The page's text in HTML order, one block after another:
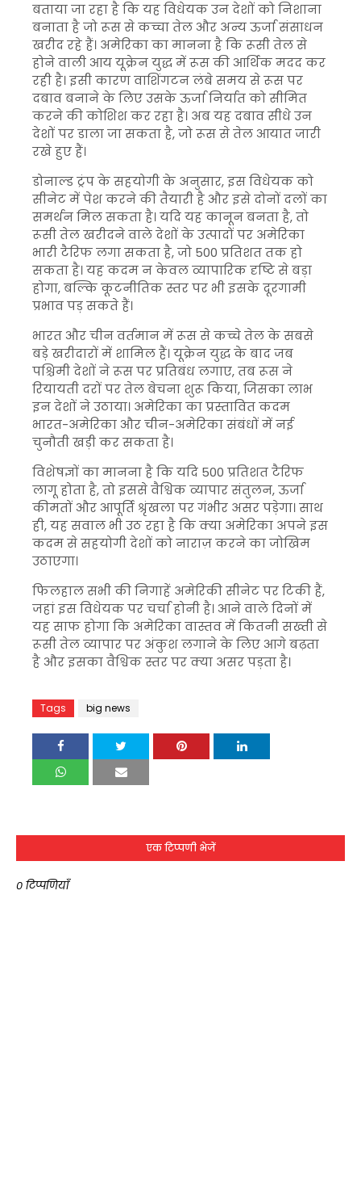
बताया जा रहा है कि यह विधेयक उन देशों को निशाना
बनाता है जो रूस से कच्चा तेल और अन्य ऊर्जा संसाधन
खरीद रहे हैं। अमेरिका का मानना है कि रूसी तेल से
होने वाली आय यूक्रेन युद्ध में रूस की आर्थिक मदद कर
रही है। इसी कारण वाशिंगटन लंबे समय से रूस पर
दबाव बनाने के लिए उसके ऊर्जा निर्यात को सीमित
करने की कोशिश कर रहा है। अब यह दबाव सीधे उन
देशों पर डाला जा सकता है, जो रूस से तेल आयात जारी
रखे हुए हैं।
डोनाल्ड ट्रंप के सहयोगी के अनुसार, इस विधेयक को
सीनेट में पेश करने की तैयारी है और इसे दोनों दलों का
समर्थन मिल सकता है। यदि यह कानून बनता है, तो
रूसी तेल खरीदने वाले देशों के उत्पादों पर अमेरिका
भारी टैरिफ लगा सकता है, जो 500 प्रतिशत तक हो
सकता है। यह कदम न केवल व्यापारिक दृष्टि से बड़ा
होगा, बल्कि कूटनीतिक स्तर पर भी इसके दूरगामी
प्रभाव पड़ सकते हैं।
भारत और चीन वर्तमान में रूस से कच्चे तेल के सबसे
बड़े खरीदारों में शामिल हैं। यूक्रेन युद्ध के बाद जब
पश्चिमी देशों ने रूस पर प्रतिबंध लगाए, तब रूस ने
रियायती दरों पर तेल बेचना शुरू किया, जिसका लाभ
इन देशों ने उठाया। अमेरिका का प्रस्तावित कदम
भारत-अमेरिका और चीन-अमेरिका संबंधों में नई
चुनौती खड़ी कर सकता है।
विशेषज्ञों का मानना है कि यदि 500 प्रतिशत टैरिफ
लागू होता है, तो इससे वैश्विक व्यापार संतुलन, ऊर्जा
कीमतों और आपूर्ति श्रृंखला पर गंभीर असर पड़ेगा। साथ
ही, यह सवाल भी उठ रहा है कि क्या अमेरिका अपने इस
कदम से सहयोगी देशों को नाराज़ करने का जोखिम
उठाएगा।
फिलहाल सभी की निगाहें अमेरिकी सीनेट पर टिकी हैं,
जहां इस विधेयक पर चर्चा होनी है। आने वाले दिनों में
यह साफ होगा कि अमेरिका वास्तव में कितनी सख्ती से
रूसी तेल व्यापार पर अंकुश लगाने के लिए आगे बढ़ता
है और इसका वैश्विक स्तर पर क्या असर पड़ता है।
Tags big news
एक टिप्पणी भेजें
0 टिप्पणियाँ